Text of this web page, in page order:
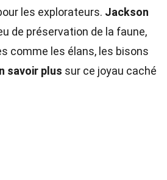
les explorateurs. Jackson
de préservation de la faune,
comme les élans, les bisons
savoir plus sur ce joyau caché